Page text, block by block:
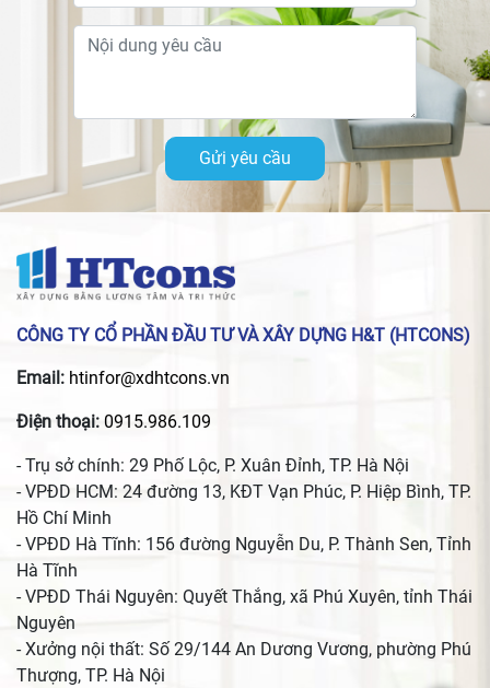
Gửi yêu cầu
CÔNG TY CỔ PHẦN ĐẦU TƯ VÀ XÂY DỰNG H&T (HTCONS)
Email: htinfor@xdhtcons.vn
Điện thoại: 0915.986.109
- Trụ sở chính: 29 Phố Lộc, P. Xuân Đỉnh, TP. Hà Nội
- VPĐD HCM: 24 đường 13, KĐT Vạn Phúc, P. Hiệp Bình, TP.
Hồ Chí Minh
- VPĐD Hà Tĩnh: 156 đường Nguyễn Du, P. Thành Sen, Tỉnh
Hà Tĩnh
- VPĐD Thái Nguyên: Quyết Thắng, xã Phú Xuyên, tỉnh Thái
Nguyên
- Xưởng nội thất: Số 29/144 An Dương Vương, phường Phú
Thượng, TP. Hà Nội